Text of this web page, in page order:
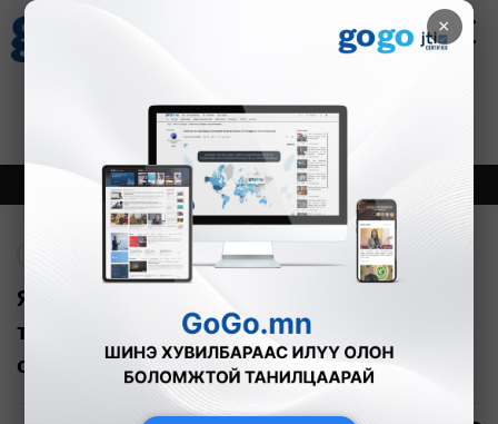
×
Зурхай
8.08
Онцлох Шинэ
Япон улсаас Хөгжлийн албан ёсны
тусламж үзүүлж эхэлсний 70 жилийн
ой тохиож байна